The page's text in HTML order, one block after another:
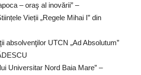
– oraş al inovării” –
Vieții „Regele Mihai I” din
absolvenţilor UTCN „Ad Absolutum”
Universitar Nord Baia Mare” –